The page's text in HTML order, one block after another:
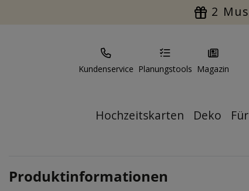
2
Kundenservice Planungstools Magazin
Hochzeitskarten Deko
Produktinformationen